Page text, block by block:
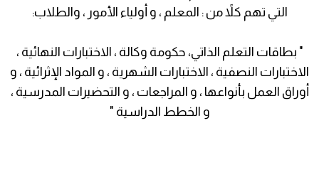
التي تهم كلاً من : المعلم ، و أولياء الأمور ، والطلاب:
" بطاقات التعلم الذاتي، حكومة وكالة ، الاختبارات النهائية ،
الاختبارات النصفية ، الاختبارات الشهرية ، و المواد الإثرائية ، و
أوراق العمل بأنواعها ، و المراجعات ، و التحضيرات المدرسية ،
و الخطط الدراسية "